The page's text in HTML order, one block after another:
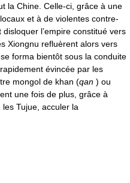
la Chine. Celle-ci, grâce à une
et à de violentes contre-
l’empire constitué vers
Xiongnu refluèrent alors vers
forma bientôt sous la conduite
évincée par les
mongol de khan (qan ) ou
une fois de plus, grâce à
les Tujue, acculer la